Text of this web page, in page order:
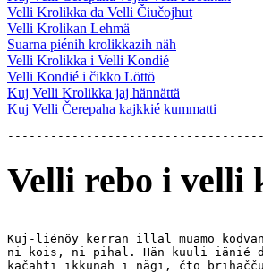
Velli Krolikka da Velli Čiučojhut
Velli Krolikan Lehmä
Suarna piénih krolikkazih näh
Velli Krolikka i Velli Kondié
Velli Kondié i čikko Löttö
Kuj Velli Krolikka jaj hännättä
Kuj Velli Čerepaha kajkkié kummatti
Velli rebo i velli
Kuj-liénöy kerran illal muamo
ni kois, ni pihal. Hän kuuli iänié
kačahti ikkunah i nägi, čto